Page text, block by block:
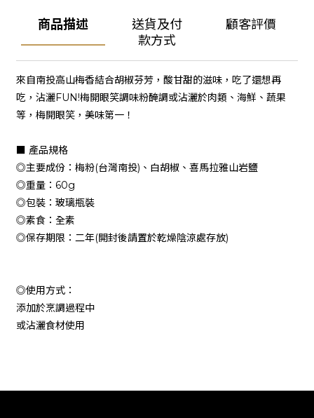
商品描述
送貨及付
款方式
顧客評價
來自南投高山梅香結合胡椒芬芳，酸甘甜的滋味，吃了還想再
吃，沾灑FUN!梅開眼笑調味粉醃調或沾灑於肉類、海鮮、蔬果
等，梅開眼笑，美味第一！
■ 產品規格
◎主要成份：梅粉(台灣南投)、白胡椒、喜馬拉雅山岩鹽
◎重量：60g
◎包裝：玻璃瓶裝
◎素食：全素
◎保存期限：二年(開封後請置於乾燥陰涼處存放)
◎使用方式：
添加於烹調過程中
或沾灑食材使用